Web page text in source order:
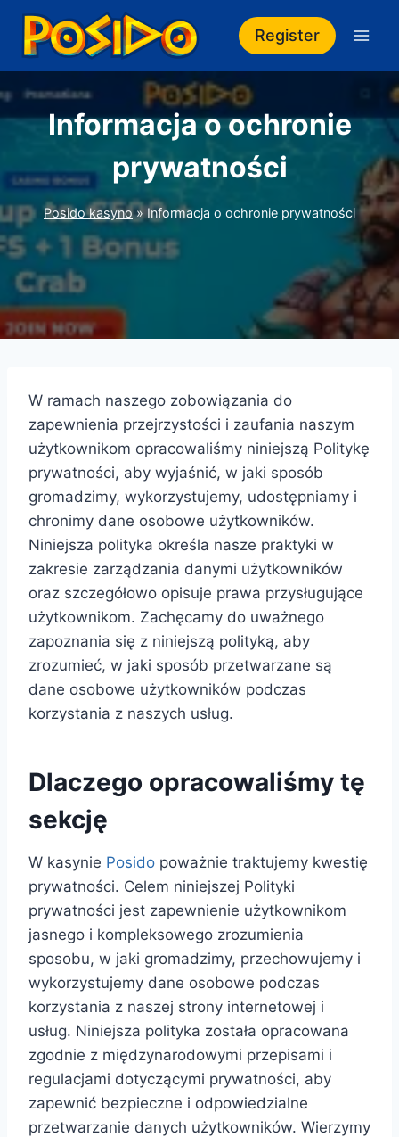
Przejdź
treści
Register
Informacja o ochronie
prywatności
Posido kasyno» Informacja o ochronie prywatności
W ramach naszego zobowiązania do
zapewnienia przejrzystości i zaufania naszym
użytkownikom opracowaliśmy niniejszą Politykę
prywatności, aby wyjaśnić, w jaki sposób
gromadzimy, wykorzystujemy, udostępniamy i
chronimy dane osobowe użytkowników.
Niniejsza polityka określa nasze praktyki w
zakresie zarządzania danymi użytkowników
oraz szczegółowo opisuje prawa przysługujące
użytkownikom. Zachęcamy do uważnego
zapoznania się z niniejszą polityką, aby
zrozumieć, w jaki sposób przetwarzane są
dane osobowe użytkowników podczas
korzystania z naszych usług.
Dlaczego opracowaliśmy tę
sekcję
W kasynie Posido poważnie traktujemy kwestię
prywatności. Celem niniejszej Polityki
prywatności jest zapewnienie użytkownikom
jasnego i kompleksowego zrozumienia
sposobu, w jaki gromadzimy, przechowujemy i
wykorzystujemy dane osobowe podczas
korzystania z naszej strony internetowej i
usług. Niniejsza polityka została opracowana
zgodnie z międzynarodowymi przepisami i
regulacjami dotyczącymi prywatności, aby
zapewnić bezpieczne i odpowiedzialne
przetwarzanie danych użytkowników. Wierzymy